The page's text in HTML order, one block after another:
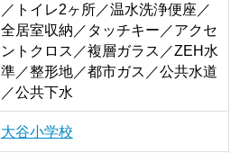
／トイレ2ヶ所／温水洗浄便座／
全居室収納／タッチキー／アクセ
ントクロス／複層ガラス／ZEH水
準／整形地／都市ガス／公共水道
／公共下水
大谷小学校